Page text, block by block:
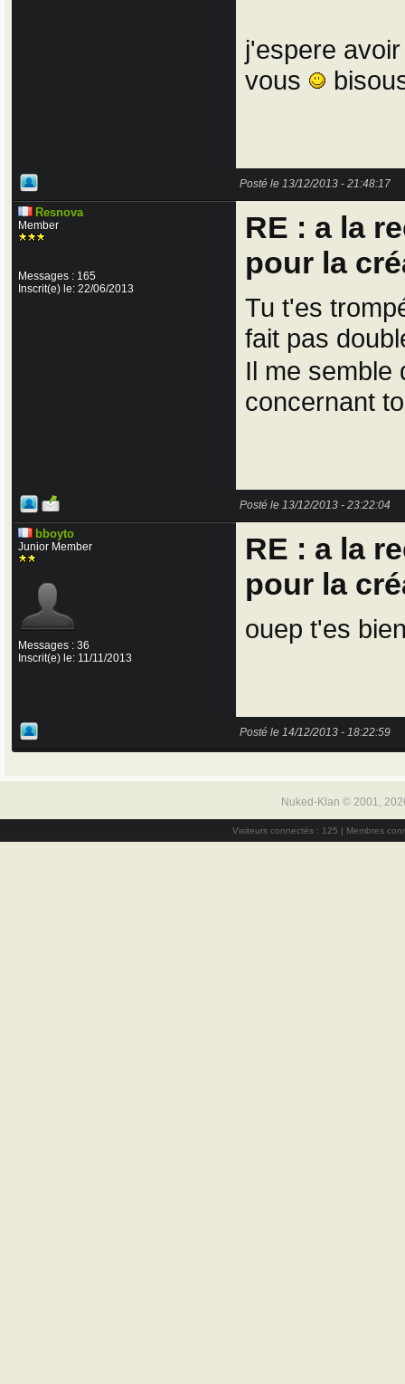
j'espere
vous
Posté le 13/12/2013 - 21:48:17
Resnova
Member
Messages : 165
Inscrit(e) le: 22/06/2013
RE : a la
pour la
Tu t'es
fait pas
Il me semble
concernant
Posté le 13/12/2013 - 23:22:04
bboyto
Junior Member
Messages : 36
Inscrit(e) le: 11/11/2013
RE : a la
pour la
ouep t'es
Posté le 14/12/2013 - 18:22:59
Nuked-Klan © 2001,
Visiteurs connectés : 125 | Membres